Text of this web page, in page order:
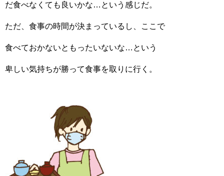
だ食べなくても良いかな…という感じだ。
ただ、食事の時間が決まっているし、ここで
食べておかないともったいないな…という
卑しい気持ちが勝って食事を取りに行く。